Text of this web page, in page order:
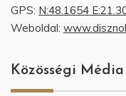
GPS: N:48.1654
Weboldal:
Közösségi Média